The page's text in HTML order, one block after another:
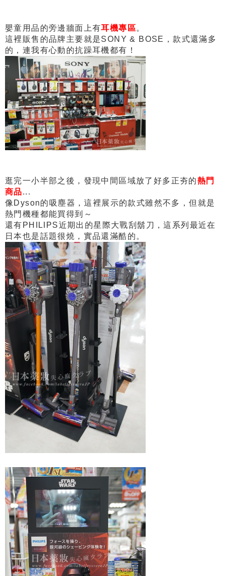
嬰童用品的旁邊牆面上有耳機專區。
這裡販售的品牌主要就是SONY & BOSE，款式還滿多
的，連我有心動的抗躁耳機都有！
逛完一小半部之後，發現中間區域放了好多正夯的熱門
商品...
像Dyson的吸塵器，這裡展示的款式雖然不多，但就是
熱門機種都能買得到～
還有PHILIPS近期出的星際大戰刮鬍刀，這系列最近在
日本也是話題很燒，實品還滿酷的。